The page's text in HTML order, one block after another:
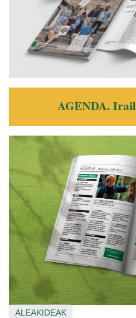
AGENDA.
ALEAKIDEAK